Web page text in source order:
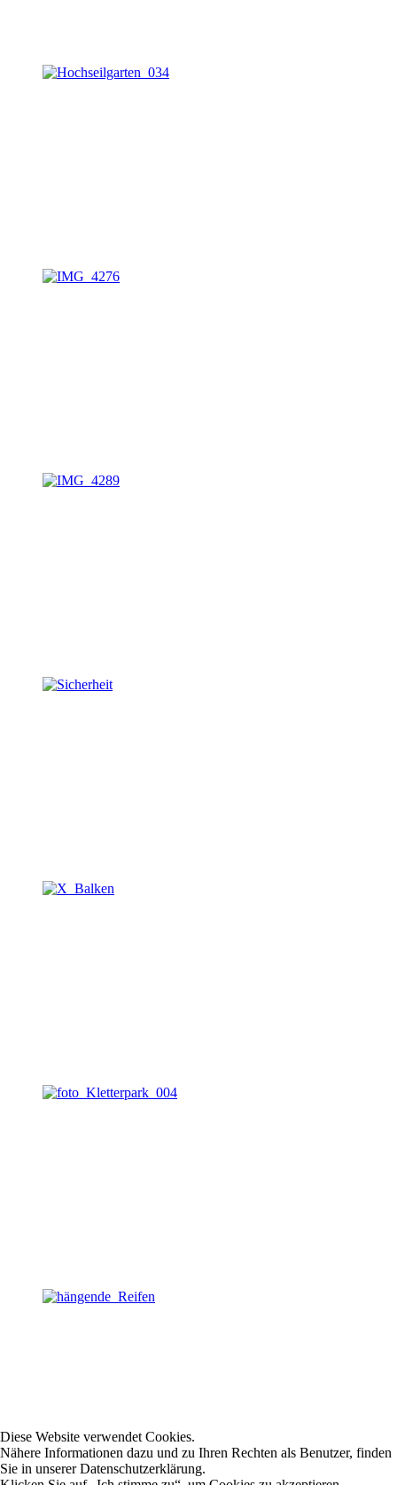
Diese Website verwendet Cookies.
Nähere Informationen dazu und zu Ihren Rechten als Benutzer, finden
Sie in unserer Datenschutzerklärung.